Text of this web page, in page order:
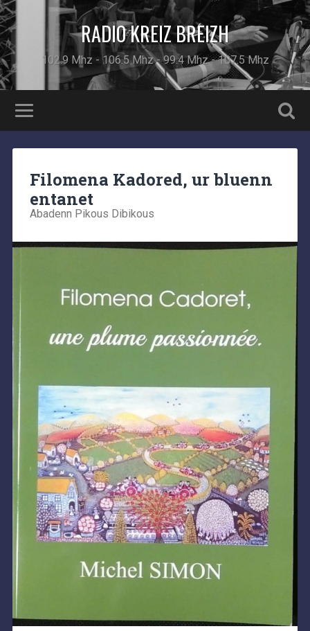
RADIO KREIZ BREIZH
102.9 Mhz - 106.5 Mhz - 99.4 Mhz - 107.5 Mhz
Filomena Kadored, ur bluenn
entanet
Abadenn Pikous Dibikous